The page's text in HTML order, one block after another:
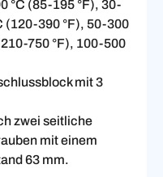
°C (85-195 °F), 30-
(120-390 °F), 50-300
750 °F), 100-500
mit 3
zwei seitliche
mit einem
63 mm.